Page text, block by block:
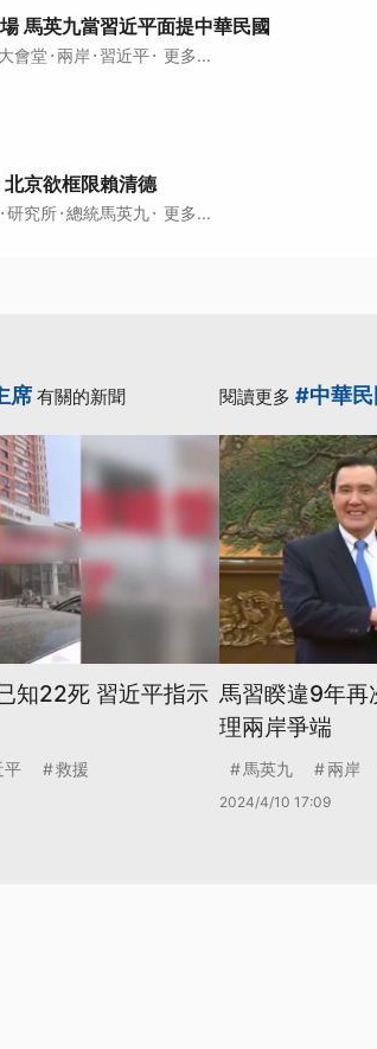
馬英九當習近平面提中華民國
會堂· 兩岸· 習近平· 更多...
京欲框限賴清德
·研究所·總統馬英九· 更多...
席 有關的新聞
知22死 習近平指示
平 救援
閱讀更多 #中華民
馬習睽違9年再
理兩岸爭端
馬英九 兩岸
2024/4/10 17:09